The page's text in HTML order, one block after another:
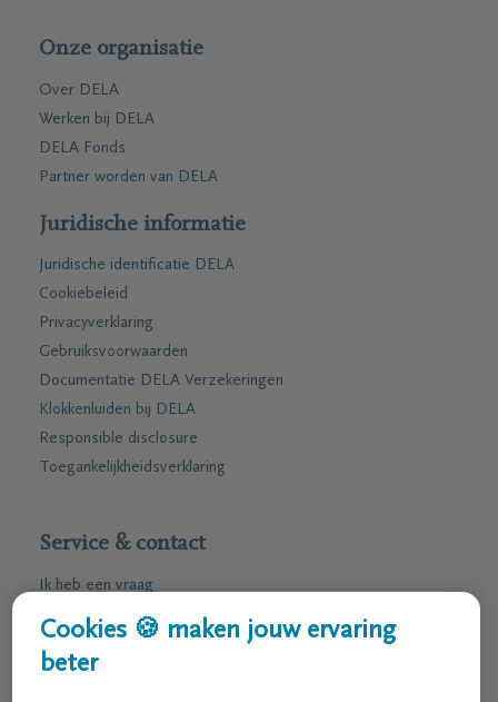
Onze organisatie
Over DELA
Werken bij DELA
DELA Fonds
Partner worden van DELA
Juridische informatie
Juridische identificatie DELA
Cookiebeleid
Privacyverklaring
Gebruiksvoorwaarden
Documentatie DELA Verzekeringen
Klokkenluiden bij DELA
Responsible disclosure
Toegankelijkheidsverklaring
Service & contact
Ik heb een vraag
Ik wens een afspraak
Ik wens een brochure per post
Cookies 🍪 maken jouw ervaring
beter